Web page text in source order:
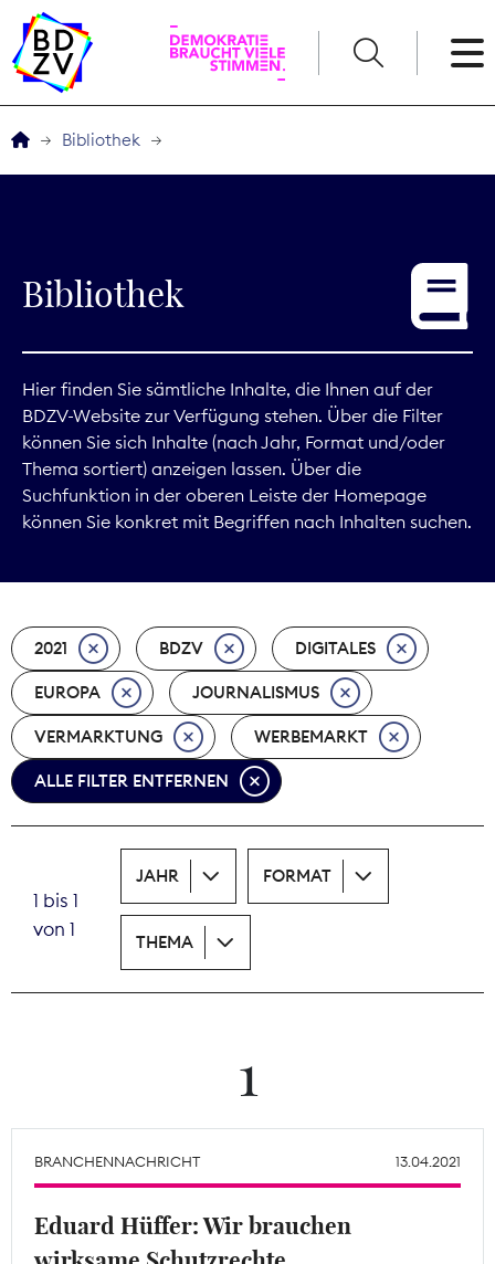
Service
Digitales
Kommunikation
Marktdaten
Nachhaltigkeit
Nachwuchs
Nova Award
Print
Wächterpreis
Mitgliederbereich
Bibliothek
Bibliothek
Hier finden Sie sämtliche Inhalte, die Ihnen auf der
BDZV-Website zur Verfügung stehen. Über die Filter
können Sie sich Inhalte (nach Jahr, Format und/oder
Thema sortiert) anzeigen lassen. Über die
Suchfunktion in der oberen Leiste der Homepage
können Sie konkret mit Begriffen nach Inhalten suchen.
2021 BDZV DIGITALES
EUROPA JOURNALISMUS
VERMARKTUNG WERBEMARKT
ALLE FILTER ENTFERNEN
1 bis 1
von 1
JAHR FORMAT
THEMA
1
BRANCHENNACHRICHT 13.04.2021
Eduard Hüffer: Wir brauchen